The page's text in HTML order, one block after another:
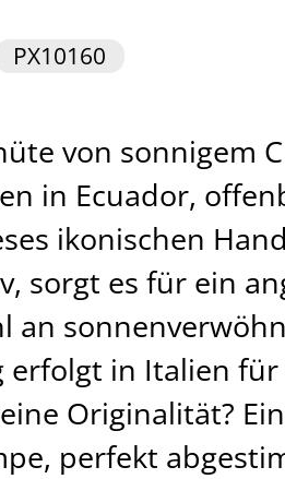
PX10160
von sonnigem
in Ecuador,
ikonischen
sorgt es für ein
an
erfolgt in Italien
Originalität?
perfekt